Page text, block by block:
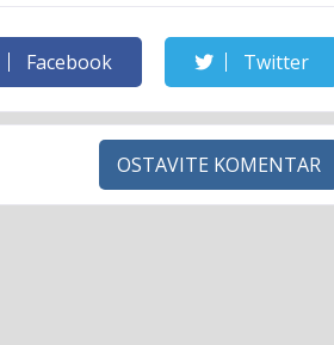
Facebook Twitter
OSTAVITE KOMENTAR